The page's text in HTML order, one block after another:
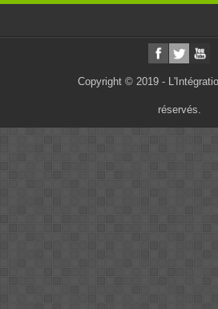
Copyright © 2019 -
réservés.